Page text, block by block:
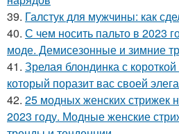
39. Галстук для мужчины: как
40. С чем носить пальто в 2023
моде. Демисезонные и зимние
41. Зрелая блондинка с
который поразит вас своей
42. 25 модных женских стрижек
2023 году. Модные женские